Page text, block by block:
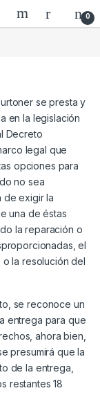
0
se presta y
en la legislación
Decreto
legal que
opciones para
no sea
de exigir la
una de éstas
la reparación o
el
la resolución del
se reconoce un
entrega para que
ahora bien,
presumirá que la
de la entrega,
restantes 18